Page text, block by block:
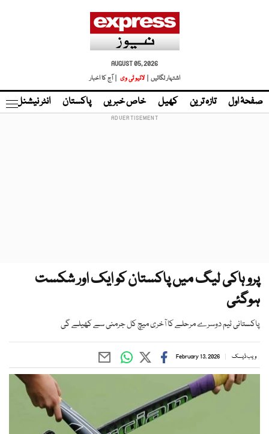
AUGUST 05, 2026
اشتہار لگائیں |
لائیو ٹی وی | آج کا اخبار
صفحۂ اول تازہ ترین کھیل خاص خبریں پاکستان انٹر نیشنل
پرو ہاکی لیگ میں پاکستان کو ایک اور شکست
ہوگئی
پاکستانی ٹیم دوسرے مرحلے کا آخری میچ کل جرمنی سے کھیلے گی
ویب ڈیسک February 13, 2026